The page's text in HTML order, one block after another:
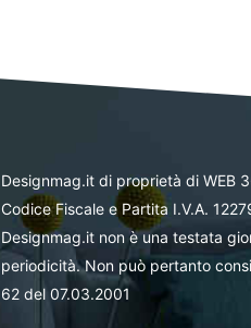
Designmag.it di proprietà di WEB
Codice Fiscale e Partita I.V.A.
Designmag.it non è una testata
periodicità. Non può pertanto
62 del 07.03.2001